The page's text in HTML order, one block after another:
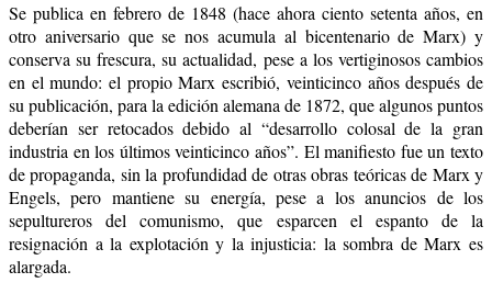
Se publica en febrero de 1848 (hace ahora ciento setenta años, en
otro aniversario que se nos acumula al bicentenario de Marx) y
conserva su frescura, su actualidad, pese a los vertiginosos cambios
en el mundo: el propio Marx escribió, veinticinco años después de
su publicación, para la edición alemana de 1872, que algunos puntos
deberían ser retocados debido al “desarrollo colosal de la gran
industria en los últimos veinticinco años”. El manifiesto fue un texto
de propaganda, sin la profundidad de otras obras teóricas de Marx y
Engels, pero mantiene su energía, pese a los anuncios de los
sepultureros del comunismo, que esparcen el espanto de la
resignación a la explotación y la injusticia: la sombra de Marx es
alargada.